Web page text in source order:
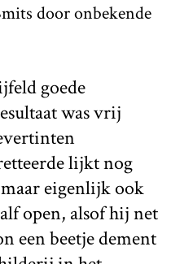
door onbekende
goede
was vrij
lijkt nog
eigenlijk ook
open, alsof hij net
een beetje dement